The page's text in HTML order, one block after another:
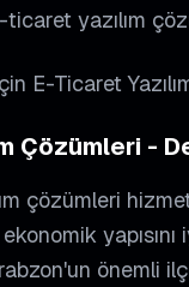
yazılım
E-Ticaret
Çözümleri -
çözümleri
önemli